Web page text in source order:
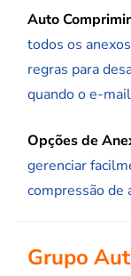
Auto
todos os
regras para
quando o e-
Opções de
gerenciar
compressão de
Grupo